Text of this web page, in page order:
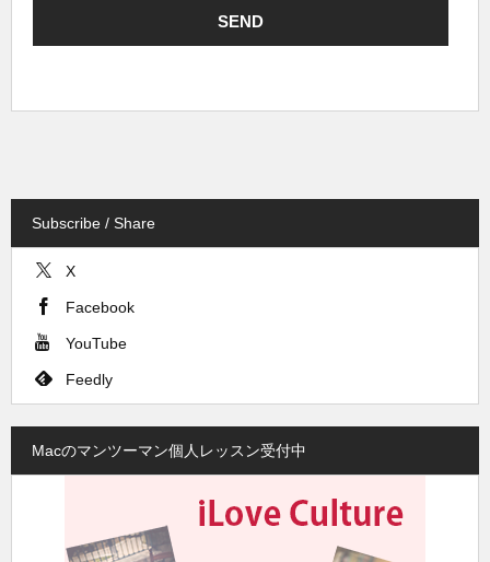
Subscribe / Share
X
Facebook
YouTube
Feedly
Macのマンツーマン個人レッスン受付中